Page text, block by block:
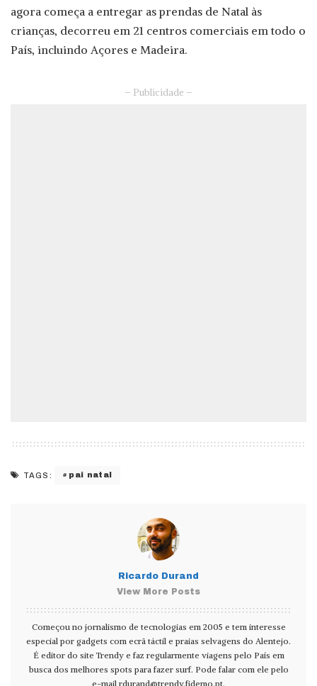
agora começa a entregar as prendas de Natal às
crianças, decorreu em 21 centros comerciais em todo o
País, incluindo Açores e Madeira.
– Publicidade –
TAGS: pai natal
Ricardo Durand
View More Posts
Começou no jornalismo de tecnologias em 2005 e tem interesse
especial por gadgets com ecrã táctil e praias selvagens do Alentejo.
É editor do site Trendy e faz regularmente viagens pelo País em
busca dos melhores spots para fazer surf. Pode falar com ele pelo
e-mail rdurand@trendy.fidemo.pt.